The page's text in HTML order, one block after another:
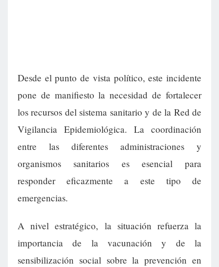
Desde el punto de vista político, este incidente
pone de manifiesto la necesidad de fortalecer
los recursos del sistema sanitario y de la Red de
Vigilancia Epidemiológica. La coordinación
entre las diferentes administraciones y
organismos sanitarios es esencial para
responder eficazmente a este tipo de
emergencias.
A nivel estratégico, la situación refuerza la
importancia de la vacunación y de la
sensibilización social sobre la prevención en